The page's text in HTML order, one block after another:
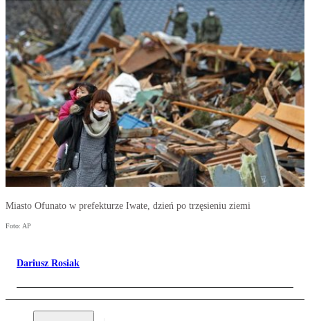
Miasto Ofunato w prefekturze Iwate, dzień po trzęsieniu ziemi
Foto: AP
Dariusz Rosiak